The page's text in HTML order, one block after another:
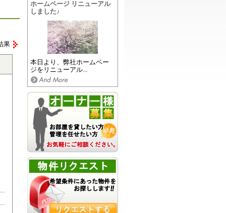
ホームページ リニューアル
しました♪
本日より、弊社ホームペー
ジをリニューアル...
果